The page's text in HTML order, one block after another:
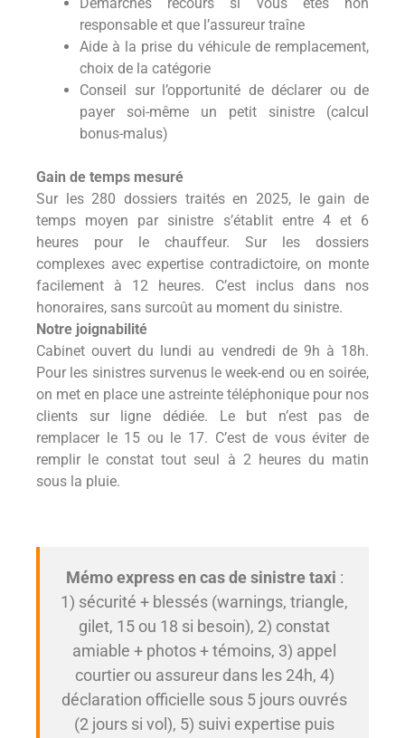
responsable et que l’assureur traîne
Aide à la prise du véhicule de remplacement,
choix de la catégorie
Conseil sur l’opportunité de déclarer ou de
payer soi-même un petit sinistre (calcul
bonus-malus)
Gain de temps mesuré
Sur les 280 dossiers traités en 2025, le gain de
temps moyen par sinistre s’établit entre 4 et 6
heures pour le chauffeur. Sur les dossiers
complexes avec expertise contradictoire, on monte
facilement à 12 heures. C’est inclus dans nos
honoraires, sans surcoût au moment du sinistre.
Notre joignabilité
Cabinet ouvert du lundi au vendredi de 9h à 18h.
Pour les sinistres survenus le week-end ou en soirée,
on met en place une astreinte téléphonique pour nos
clients sur ligne dédiée. Le but n’est pas de
remplacer le 15 ou le 17. C’est de vous éviter de
remplir le constat tout seul à 2 heures du matin
sous la pluie.
Mémo express en cas de sinistre taxi :
1) sécurité + blessés (warnings, triangle,
gilet, 15 ou 18 si besoin), 2) constat
amiable + photos + témoins, 3) appel
courtier ou assureur dans les 24h, 4)
déclaration officielle sous 5 jours ouvrés
(2 jours si vol), 5) suivi expertise puis